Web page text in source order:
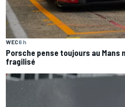
WEC6 h
Porsche pense toujours au Mans
fragilisé